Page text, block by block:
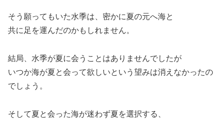
そう願ってもいた水季は、密かに夏の元へ海と
共に足を運んだのかもしれません。
結局、水季が夏に会うことはありませんでしたが
いつか海が夏と会って欲しいという望みは消えなかったの
でしょう。
そして夏と会った海が迷わず夏を選択する、